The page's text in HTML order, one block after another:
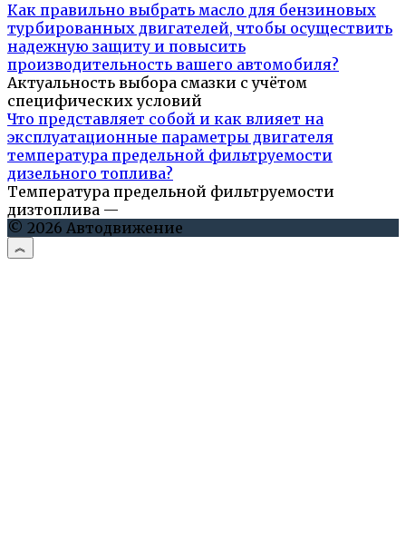
Как правильно выбрать масло для бензиновых
турбированных двигателей, чтобы осуществить
надежную защиту и повысить
производительность вашего автомобиля?
Актуальность выбора смазки с учётом
специфических условий
Что представляет собой и как влияет на
эксплуатационные параметры двигателя
температура предельной фильтруемости
дизельного топлива?
Температура предельной фильтруемости
дизтоплива —
© 2026 Автодвижение